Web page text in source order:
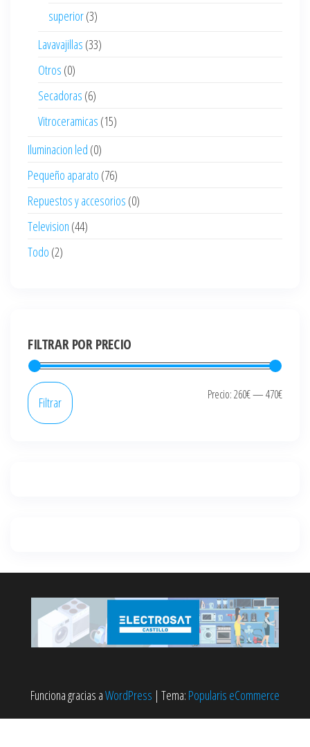
superior(3)
Lavavajillas (33)
Otros (0)
Secadoras (6)
Vitroceramicas (15)
Iluminacion led (0)
Pequeño aparato (76)
Repuestos y accesorios (0)
Television (44)
Todo (2)
FILTRAR POR PRECIO
Precio
Precio
Filtrar Precio:260€—470€
Funciona gracias aWordPress | Tema: Popularis eCommerce